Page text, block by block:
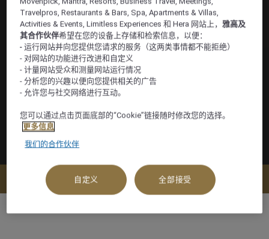
查看可订选项
Travelpros, Restaurants & Bars, Spa, Apartments & Villas,
Activities & Events, Limitless Experiences 和 Hera 网站上，雅高及
其合作伙伴希望在您的设备上存储和检索信息，以便：
- 运行网站并向您提供您请求的服务（这两类事情都不能拒绝）
- 对网站的功能进行改进和自定义
- 计量网站受众和测量网站运行情况
- 分析您的兴趣以便向您提供相关的广告
- 允许您与社交网络进行互动。
您可以通过点击页面底部的“Cookie”链接随时修改您的选择。
更多信息
我们的合作伙伴
自定义 全部接受